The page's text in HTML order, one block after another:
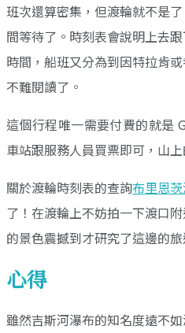
班次還算密集，但渡輪就不是
間等待了。時刻表會說明上去
時間，船班又分為到因特拉肯
不難閱讀了。
這個行程唯一需要付費的就是
車站跟服務人員買票即可，山
關於渡輪時刻表的查詢布里恩
了！在渡輪上不妨拍一下渡口
的景色震撼到才研究了這邊的旅
心得
雖然吉斯河瀑布的知名度遠不